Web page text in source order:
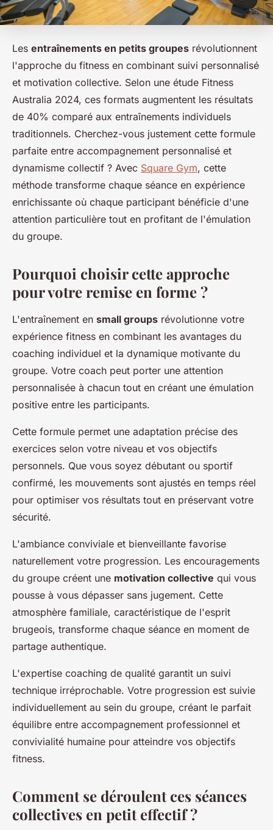
Les entraînements en petits groupes révolutionnent
l'approche du fitness en combinant suivi personnalisé
et motivation collective. Selon une étude Fitness
Australia 2024, ces formats augmentent les résultats
de 40% comparé aux entraînements individuels
traditionnels. Cherchez-vous justement cette formule
parfaite entre accompagnement personnalisé et
dynamisme collectif ? Avec Square Gym, cette
méthode transforme chaque séance en expérience
enrichissante où chaque participant bénéficie d'une
attention particulière tout en profitant de l'émulation
du groupe.
Pourquoi choisir cette approche
pour votre remise en forme ?
L'entraînement en small groups révolutionne votre
expérience fitness en combinant les avantages du
coaching individuel et la dynamique motivante du
groupe. Votre coach peut porter une attention
personnalisée à chacun tout en créant une émulation
positive entre les participants.
Cette formule permet une adaptation précise des
exercices selon votre niveau et vos objectifs
personnels. Que vous soyez débutant ou sportif
confirmé, les mouvements sont ajustés en temps réel
pour optimiser vos résultats tout en préservant votre
sécurité.
L'ambiance conviviale et bienveillante favorise
naturellement votre progression. Les encouragements
du groupe créent une motivation collective qui vous
pousse à vous dépasser sans jugement. Cette
atmosphère familiale, caractéristique de l'esprit
brugeois, transforme chaque séance en moment de
partage authentique.
L'expertise coaching de qualité garantit un suivi
technique irréprochable. Votre progression est suivie
individuellement au sein du groupe, créant le parfait
équilibre entre accompagnement professionnel et
convivialité humaine pour atteindre vos objectifs
fitness.
Comment se déroulent ces séances
collectives en petit effectif ?